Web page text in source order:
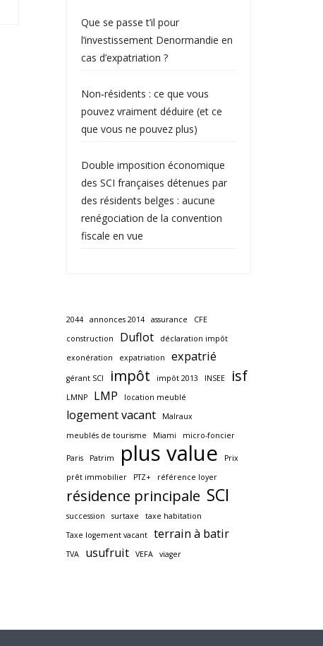
Que se passe t’il pour
l’investissement Denormandie en
cas d’expatriation ?
Non‑résidents : ce que vous
pouvez vraiment déduire (et ce
que vous ne pouvez plus)
Double imposition économique
des SCI françaises détenues par
des résidents belges : aucune
renégociation de la convention
fiscale en vue
2044 annonces 2014 assurance
CFE
construction
Duflot
déclaration impôt
exonération
expatriation expatrié
gérant SCI impôt impôt 2013 INSEE isf
LMNP LMP location meublé
logement vacant
Malraux
meublés de tourisme
Miami micro-foncier
Paris Patrim plus value
Prix
prêt immobilier
PTZ+ référence loyer
résidence principale SCI
succession surtaxe
taxe habitation
Taxe logement vacant
terrain à batir
TVA usufruit VEFA viager